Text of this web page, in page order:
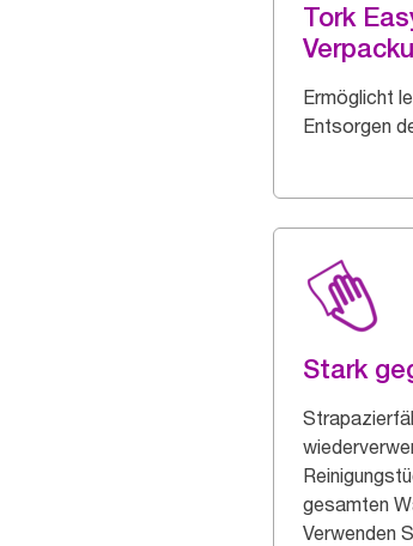
Tork
Ermöglicht
Entsorgen
Stark
gesamten
Verwenden